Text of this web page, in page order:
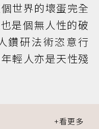
世界的壞蛋完全
是個無人性的破
鑽研法術恣意行
輕人亦是天性殘